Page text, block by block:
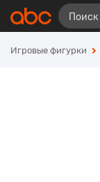
Игровые фигурки